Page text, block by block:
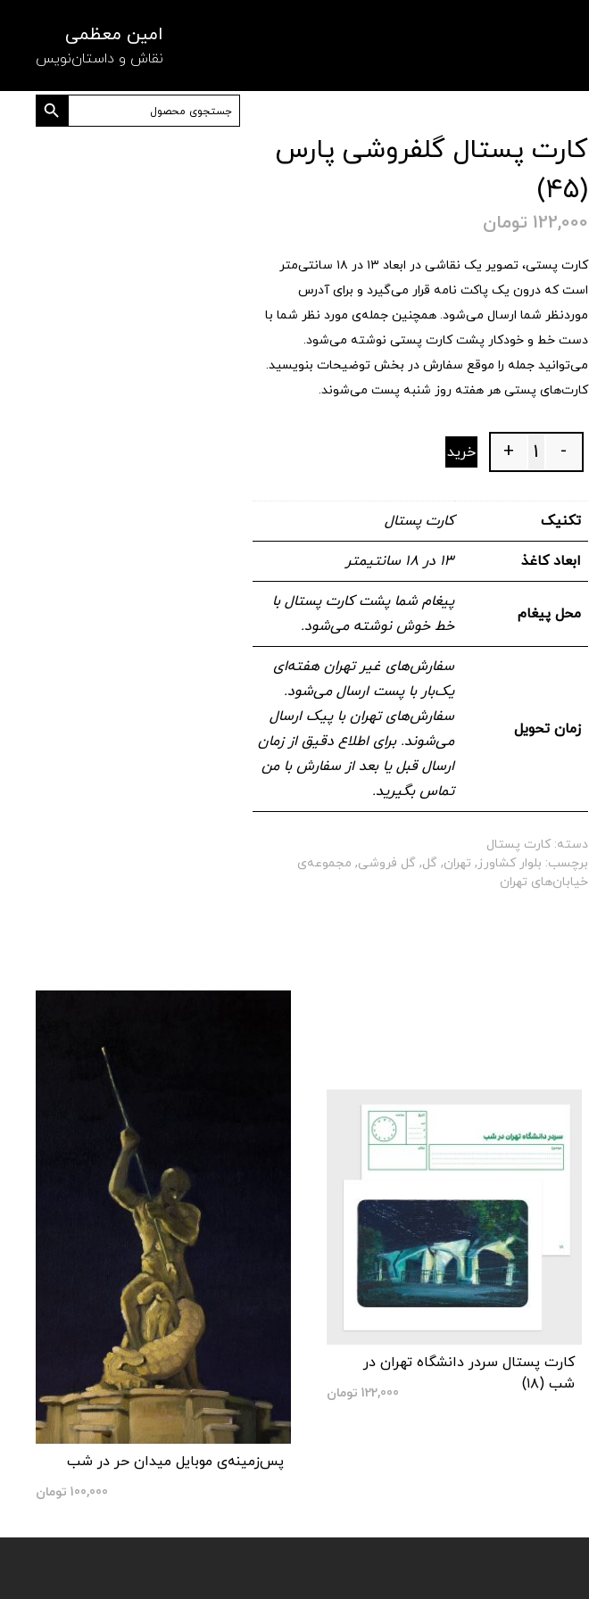
امین معظمی
نقاش و داستان‌نویس
جستجو
برای:
دکمه جستجو
کارت پستال گلفروشی پارس
(۴۵)
122,000 تومان
کارت پستی، تصویر یک نقاشی در ابعاد ۱۳ در ۱۸ سانتی‌متر
است که درون یک پاکت نامه قرار می‌گیرد و برای آدرس
موردنظر شما ارسال می‌شود. همچنین جمله‌ی مورد نظر شما با
دست خط و خودکار پشت کارت پستی نوشته می‌شود.
می‌توانید جمله را موقع سفارش در بخش توضیحات بنویسید.
کارت‌های پستی هر هفته روز شنبه پست می‌شوند.
Quantity -
+ خرید
تکنیک کارت پستال
ابعاد کاغذ ۱۳ در ۱۸ سانتیمتر
محل پیغام
پیغام شما پشت کارت پستال با
خط خوش نوشته می‌شود.
زمان تحویل
سفارش‌های غیر تهران هفته‌ای
یک‌بار با پست ارسال می‌شود.
سفارش‌های تهران با پیک ارسال
می‌شوند. برای اطلاع دقیق از زمان
ارسال قبل یا بعد از سفارش با من
تماس بگیرید.
دسته:کارت پستال
برچسب: بلوار کشاورز, تهران,گل,گل فروشی, مجموعه‌ی
خیابان‌های تهران
کارت پستال سردر دانشگاه تهران در
شب (۱۸)
122,000 تومان
پس‌زمینه‌ی موبایل میدان حر در شب
100,000 تومان